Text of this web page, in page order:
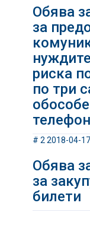
Обява
за
риска
по три
# 2 2018-04-
Обява
за
билети